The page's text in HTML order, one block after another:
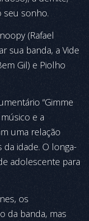
seu sonho.
(Rafael
sua banda, a Vide
Gil) e Piolho
“Gimme
e a
uma relação
idade. O longa-
adolescente para
os
da banda, mas